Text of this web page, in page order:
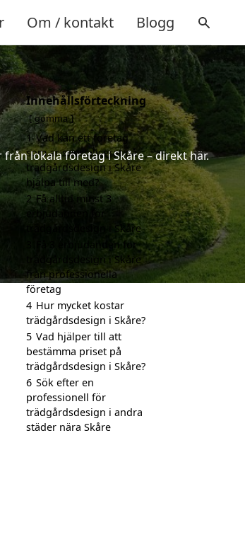
Om / kontakt Blogg
lokala företag i Skåre – direkt här.
Innehållsförteckning
gömma
1 Vad kan ett företag
som är specialiserat på
trädgårdsdesign i Skåre
hjälpa till med?
2 Få alltid minst 3
erbjudanden för
trädgårdsdesign i Skåre
Få 3 erbjudanden för
trädgårdsdesign i Skåre
från professionella
företag
4 Hur mycket kostar
trädgårdsdesign i Skåre?
5 Vad hjälper till att
bestämma priset på
trädgårdsdesign i Skåre?
6 Sök efter en
professionell för
trädgårdsdesign i andra
städer nära Skåre